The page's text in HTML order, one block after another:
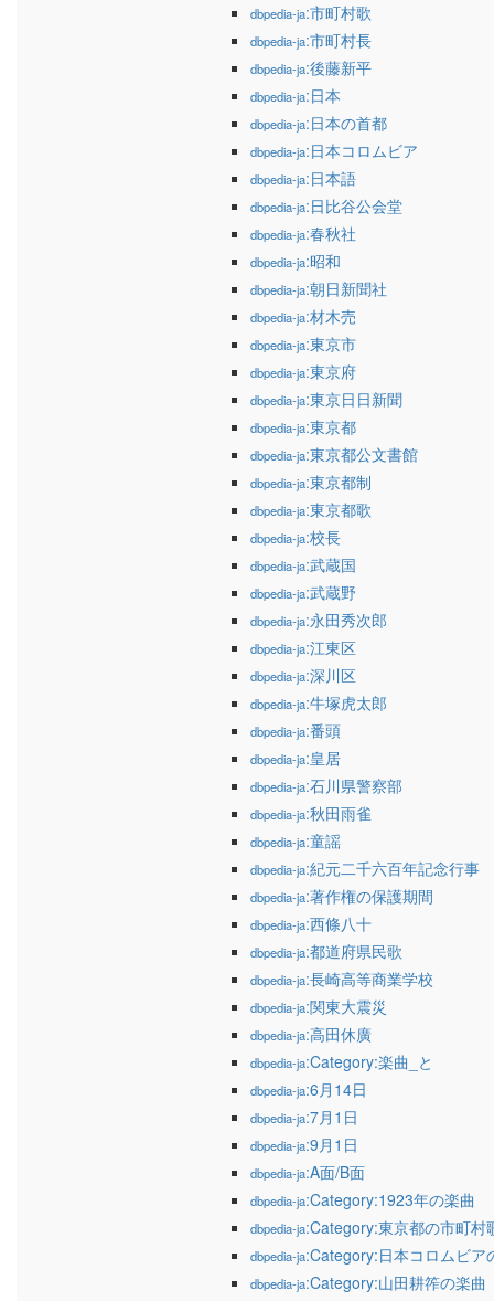
dbpedia-ja:市町村歌
dbpedia-ja:市町村長
dbpedia-ja:後藤新平
dbpedia-ja:日本
dbpedia-ja:日本の首都
dbpedia-ja:日本コロムビア
dbpedia-ja:日本語
dbpedia-ja:日比谷公会堂
dbpedia-ja:春秋社
dbpedia-ja:昭和
dbpedia-ja:朝日新聞社
dbpedia-ja:材木売
dbpedia-ja:東京市
dbpedia-ja:東京府
dbpedia-ja:東京日日新聞
dbpedia-ja:東京都
dbpedia-ja:東京都公文書館
dbpedia-ja:東京都制
dbpedia-ja:東京都歌
dbpedia-ja:校長
dbpedia-ja:武蔵国
dbpedia-ja:武蔵野
dbpedia-ja:永田秀次郎
dbpedia-ja:江東区
dbpedia-ja:深川区
dbpedia-ja:牛塚虎太郎
dbpedia-ja:番頭
dbpedia-ja:皇居
dbpedia-ja:石川県警察部
dbpedia-ja:秋田雨雀
dbpedia-ja:童謡
dbpedia-ja:紀元二千六百年記念行事
dbpedia-ja:著作権の保護期間
dbpedia-ja:西條八十
dbpedia-ja:都道府県民歌
dbpedia-ja:長崎高等商業学校
dbpedia-ja:関東大震災
dbpedia-ja:高田休廣
dbpedia-ja:Category:楽曲_と
dbpedia-ja:6月14日
dbpedia-ja:7月1日
dbpedia-ja:9月1日
dbpedia-ja:A面/B面
dbpedia-ja:Category:1923年の楽曲
dbpedia-ja:Category:東京都の市町村
dbpedia-ja:Category:日本コロムビア
dbpedia-ja:Category:山田耕筰の楽曲